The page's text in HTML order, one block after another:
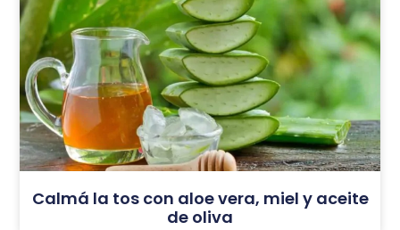
Calmá la tos con aloe vera, miel y aceite
de oliva